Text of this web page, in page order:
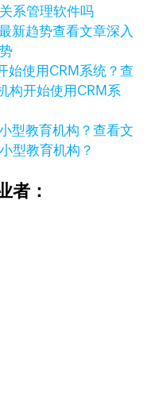
系管理软件吗
查看文章深入
查
构开始使用CRM系
查看文
型教育机构？
者：